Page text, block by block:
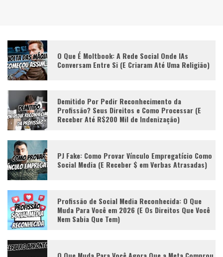
O Que É Moltbook: A Rede Social Onde IAs
Conversam Entre Si (E Criaram Até Uma Religião)
Demitido Por Pedir Reconhecimento da
Profissão? Seus Direitos e Como Processar (E
Receber Até R$200 Mil de Indenização)
PJ Fake: Como Provar Vínculo Empregatício Como
Social Media (E Receber $ em Verbas Atrasadas)
Profissão de Social Media Reconhecida: O Que
Muda Para Você em 2026 (E Os Direitos Que Você
Nem Sabia Que Tem)